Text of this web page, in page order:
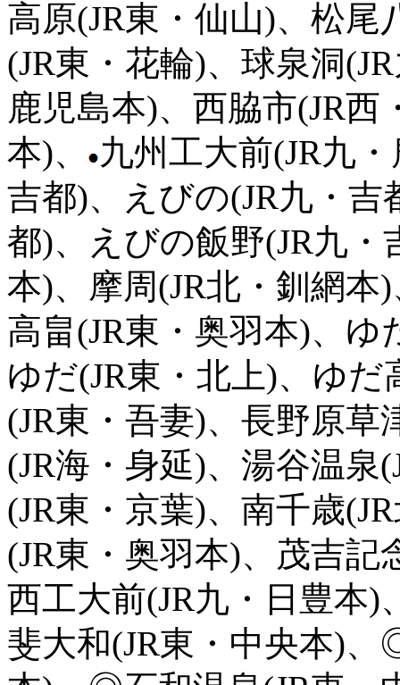
高原(JR東・仙山)、松尾
(JR東・花輪)、球泉洞
鹿児島本)、西脇市(JR
本)、
九州工大前(JR九
吉都)、えびの(JR九・吉
都)、えびの飯野(JR九・
本)、摩周(JR北・釧網本
高畠(JR東・奥羽本)、ゆ
ゆだ(JR東・北上)、ゆだ
(JR東・吾妻)、長野原草
(JR海・身延)、湯谷温
(JR東・京葉)、南千歳
(JR東・奥羽本)、茂吉記
西工大前(JR九・日豊本
斐大和(JR東・中央本)